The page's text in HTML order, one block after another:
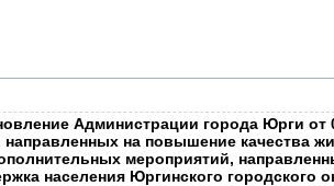
Администрации города Юрги
на повышение качества
мероприятий,
населения Юргинского городского